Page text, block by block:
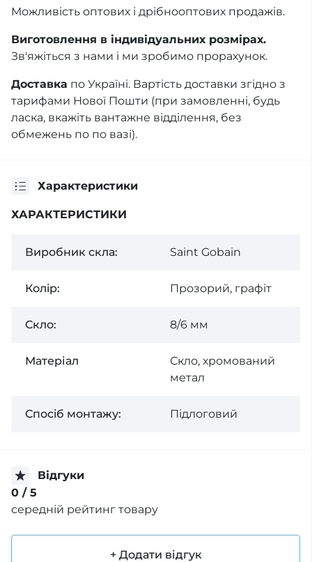
Можливість оптових і дрібнооптових продажів.
Виготовлення в індивідуальних розмірах.
Зв'яжіться з нами і ми зробимо прорахунок.
Доставка по Україні. Вартість доставки згідно з
тарифами Нової Пошти (при замовленні, будь
ласка, вкажіть вантажне відділення, без
обмежень по по вазі).
Характеристики
ХАРАКТЕРИСТИКИ
Виробник скла: Saint Gobain
Колiр: Прозорий, графiт
Скло: 8/6 мм
Матеріал
Скло, хромований
метал
Спосiб монтажу: Підлоговий
Відгуки
0 / 5
середній рейтинг товару
+ Додати відгук